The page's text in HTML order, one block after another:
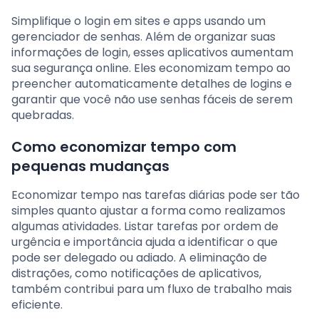
Simplifique o login em sites e apps usando um
gerenciador de senhas. Além de organizar suas
informações de login, esses aplicativos aumentam
sua segurança online. Eles economizam tempo ao
preencher automaticamente detalhes de logins e
garantir que você não use senhas fáceis de serem
quebradas.
Como economizar tempo com
pequenas mudanças
Economizar tempo nas tarefas diárias pode ser tão
simples quanto ajustar a forma como realizamos
algumas atividades. Listar tarefas por ordem de
urgência e importância ajuda a identificar o que
pode ser delegado ou adiado. A eliminação de
distrações, como notificações de aplicativos,
também contribui para um fluxo de trabalho mais
eficiente.